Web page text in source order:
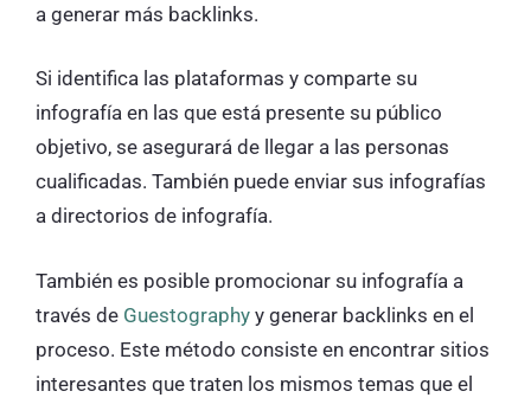
a generar más backlinks.
Si identifica las plataformas y comparte su
infografía en las que está presente su público
objetivo, se asegurará de llegar a las personas
cualificadas. También puede enviar sus infografías
a directorios de infografía.
También es posible promocionar su infografía a
través de Guestography y generar backlinks en el
proceso. Este método consiste en encontrar sitios
interesantes que traten los mismos temas que el